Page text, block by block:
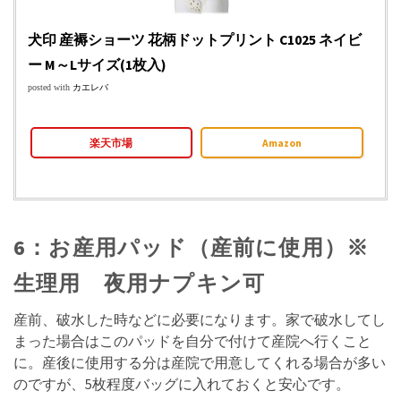
犬印 産褥ショーツ 花柄ドットプリント C1025 ネイビ
ー M～Lサイズ(1枚入)
posted with カエレバ
楽天市場 Amazon
6：お産用パッド（産前に使用）※
生理用 夜用ナプキン可
産前、破水した時などに必要になります。家で破水してし
まった場合はこのパッドを自分で付けて産院へ行くこと
に。産後に使用する分は産院で用意してくれる場合が多い
のですが、5枚程度バッグに入れておくと安心です。